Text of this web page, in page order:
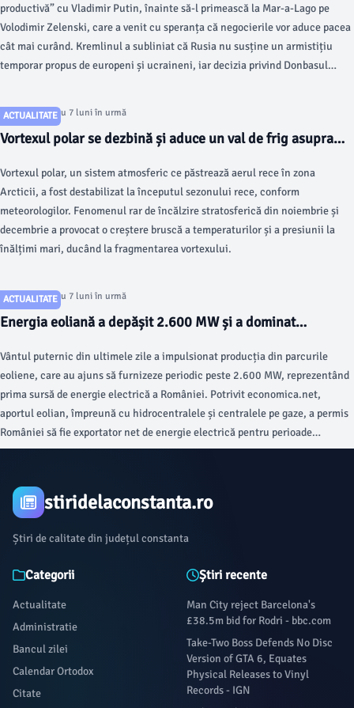
productivă” cu Vladimir Putin, înainte să-l primească la Mar-a-Lago pe
Volodimir Zelenski, care a venit cu speranța că negocierile vor aduce pacea
cât mai curând. Kremlinul a subliniat că Rusia nu susține un armistițiu
temporar propus de europeni și ucraineni, iar decizia privind Donbasul
ACTUALITATE
Articol postat cu 7 luni în urmă
Vortexul polar se dezbină și aduce un val de frig asupra
Vortexul polar, un sistem atmosferic ce păstrează aerul rece în zona
Arcticii, a fost destabilizat la începutul sezonului rece, conform
meteorologilor. Fenomenul rar de încălzire stratosferică din noiembrie și
decembrie a provocat o creștere bruscă a temperaturilor și a presiunii la
înălțimi mari, ducând la fragmentarea vortexului.
ACTUALITATE
Articol postat cu 7 luni în urmă
Energia eoliană a depășit 2.600 MW și a dominat
Vântul puternic din ultimele zile a impulsionat producția din parcurile
eoliene, care au ajuns să furnizeze periodic peste 2.600 MW, reprezentând
prima sursă de energie electrică a României. Potrivit economica.net,
aportul eolian, împreună cu hidrocentralele și centralele pe gaze, a permis
României să fie exportator net de energie electrică pentru perioade
semnificative în această perioadă.
stiridelaconstanta.ro
Știri de calitate din județul constanta
Categorii
Actualitate
Administratie
Bancul zilei
Calendar Ortodox
Citate
Știri recente
Man City reject Barcelona's
£38.5m bid for Rodri - bbc.com
Take-Two Boss Defends No Disc
Version of GTA 6, Equates
Physical Releases to Vinyl
Records - IGN